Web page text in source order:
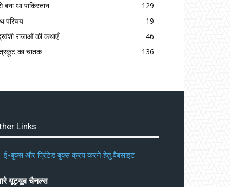
था पाकिस्तान
129
परिचय
19
राजाओं की कथाएँ
46
का चातक
136
Links
ई-बुक्स और प्रिंटेड बुक्स क्रय करने हेतु वैबसाइट
यूट्यूब चैनल्स